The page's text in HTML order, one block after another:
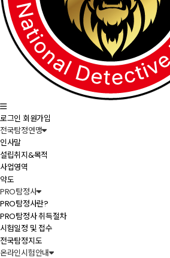
로그인 회원가입
전국탐정연맹
인사말
설립취지&목적
사업영역
약도
PRO탐정사
PRO탐정사란?
PRO탐정사 취득절차
시험일정 및 접수
전국탐정지도
온라인시험안내